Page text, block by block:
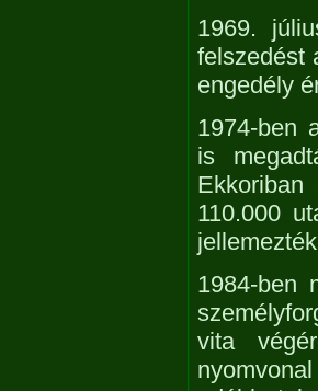
1969.
felszedést
engedély
1974-ben
is
110.000
1984-ben
vita